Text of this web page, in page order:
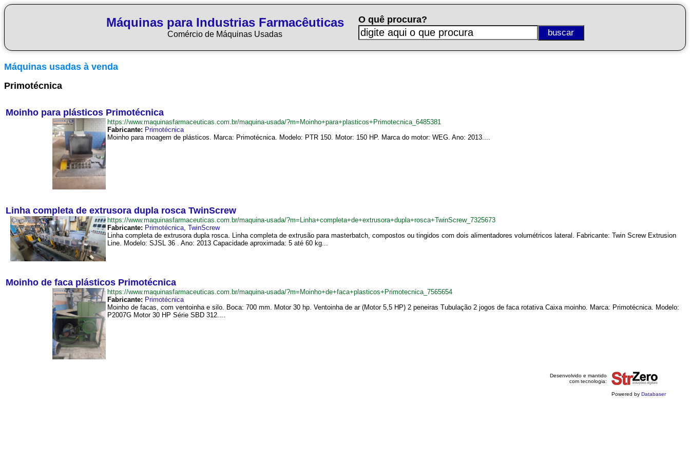
Máquinas para Industrias Farmacêuticas
Comércio de Máquinas Usadas
O quê procura?
Máquinas usadas à venda
Primotécnica
Moinho para plásticos Primotécnica
https://www.maquinasfarmaceuticas.com.br/maquina-usada/?m=Moinho+para+plasticos+Primotecnica_6485381
Fabricante: Primotécnica
Moinho para moagem de plásticos. Marca: Primotécnica. Modelo: PTR 150. Motor: 150 HP. Marca do motor: WEG. Ano: 2013....
Linha completa de extrusora dupla rosca TwinScrew
https://www.maquinasfarmaceuticas.com.br/maquina-usada/?m=Linha+completa+de+extrusora+dupla+rosca+TwinScrew_7325673
Fabricante: Primotécnica, TwinScrew
Linha completa de extrusora dupla rosca. Linha completa de extrusão para masterbatch, compostos ou tingidos com dois alimentadores volumétricos lateral. Fabricante: Twin Screw Extrusion
Line. Modelo: SJSL 36 . Ano: 2013 Capacidade aproximada: 5 até 60 kg...
Moinho de faca plásticos Primotécnica
https://www.maquinasfarmaceuticas.com.br/maquina-usada/?m=Moinho+de+faca+plasticos+Primotecnica_7565654
Fabricante: Primotécnica
Moinho de facas, com ventoinha e silo. Boca: 700 mm. Motor 30 hp. Ventoinha de ar (Motor 5,5 HP) 2 peneiras Tubulação 2 jogos de faca rotativa Caixa moinho. Marca: Primotécnica. Modelo:
P2007G Motor 30 HP Série SBD 312....
Desenvolvido e mantido
com tecnologia:
Powered by Databaser